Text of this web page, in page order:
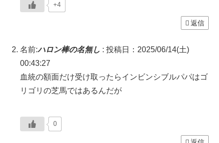
+4
返信
名前:ハロン棒の名無し : 投稿日：2025/06/14(土)
00:43:27
血統の額面だけ受け取ったらインビンシブルパパはゴ
リゴリの芝馬ではあるんだが
0